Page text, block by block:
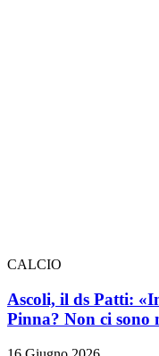
CALCIO
Ascoli, il ds Patti:
Pinna? Non ci sono